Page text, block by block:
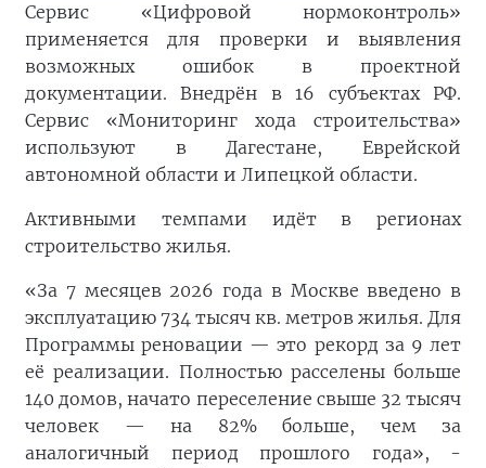
Сервис «Цифровой нормоконтроль»
применяется для проверки и выявления
возможных ошибок в проектной
документации. Внедрён в 16 субъектах РФ.
Сервис «Мониторинг хода строительства»
используют в Дагестане, Еврейской
автономной области и Липецкой области.
Активными темпами идёт в регионах
строительство жилья.
«За 7 месяцев 2026 года в Москве введено в
эксплуатацию 734 тысяч кв. метров жилья. Для
Программы реновации — это рекорд за 9 лет
её реализации. Полностью расселены больше
140 домов, начато переселение свыше 32 тысяч
человек — на 82% больше, чем за
аналогичный период прошлого года», -